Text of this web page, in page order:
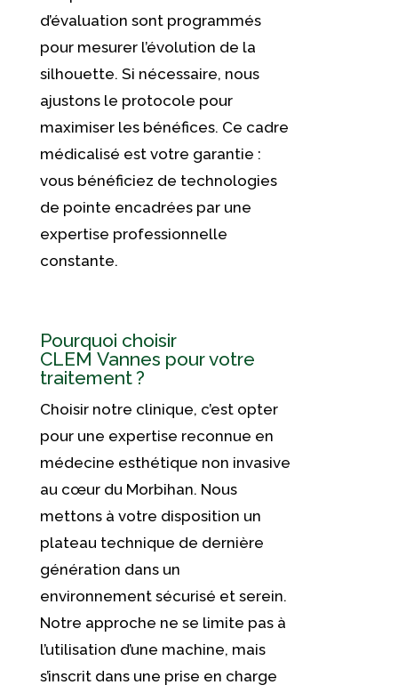
d’évaluation sont programmés
pour mesurer l’évolution de la
silhouette. Si nécessaire, nous
ajustons le protocole pour
maximiser les bénéfices. Ce cadre
médicalisé est votre garantie :
vous bénéficiez de technologies
de pointe encadrées par une
expertise professionnelle
constante.
Pourquoi choisir
CLEM Vannes pour votre
traitement ?
Choisir notre clinique, c’est opter
pour une expertise reconnue en
médecine esthétique non invasive
au cœur du Morbihan. Nous
mettons à votre disposition un
plateau technique de dernière
génération dans un
environnement sécurisé et serein.
Notre approche ne se limite pas à
l’utilisation d’une machine, mais
s’inscrit dans une prise en charge